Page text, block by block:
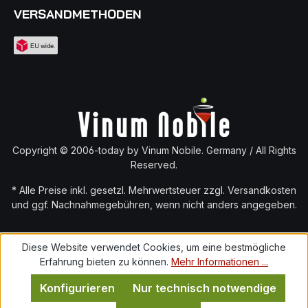
VERSANDMETHODEN
Copyright © 2006-today by Vinum Nobile. Germany / All Rights
Reserved.
* Alle Preise inkl. gesetzl. Mehrwertsteuer zzgl. Versandkosten
und ggf. Nachnahmegebühren, wenn nicht anders angegeben.
Diese Website verwendet Cookies, um eine bestmögliche
Erfahrung bieten zu können. Mehr Informationen ...
Nur technisch notwendige
Konfigurieren